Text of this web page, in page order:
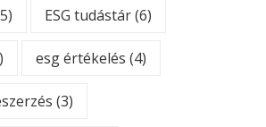
ESG tudástár(6)
esg értékelés (4)
(3)